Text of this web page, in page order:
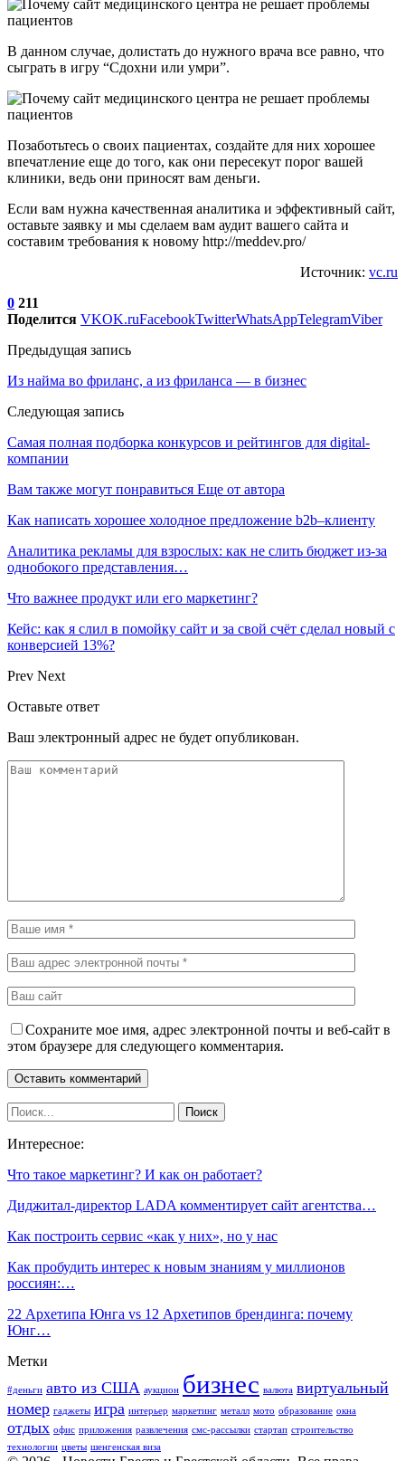
В данном случае, долистать до нужного врача все равно, что
сыграть в игру “Сдохни или умри”.
Позаботьтесь о своих пациентах, создайте для них хорошее
впечатление еще до того, как они пересекут порог вашей
клиники, ведь они приносят вам деньги.
Если вам нужна качественная аналитика и эффективный сайт,
оставьте заявку и мы сделаем вам аудит вашего сайта и
составим требования к новому http://meddev.pro/
Источник: vc.ru
0 211
Поделится VKOK.ruFacebookTwitterWhatsAppTelegramViber
Предыдущая запись
Из найма во фриланс, а из фриланса — в бизнес
Следующая запись
Самая полная подборка конкурсов и рейтингов для digital-
компании
Вам также могут понравиться Еще от автора
Как написать хорошее холодное предложение b2b–клиенту
Аналитика рекламы для взрослых: как не слить бюджет из-за
однобокого представления…
Что важнее продукт или его маркетинг?
Кейс: как я слил в помойку сайт и за свой счёт сделал новый с
конверсией 13%?
Prev Next
Оставьте ответ
Ваш электронный адрес не будет опубликован.
Сохраните мое имя, адрес электронной почты и веб-сайт в
этом браузере для следующего комментария.
Интересное:
Что такое маркетинг? И как он работает?
Диджитал-директор LADA комментирует сайт агентства…
Как построить сервис «как у них», но у нас
Как пробудить интерес к новым знаниям у миллионов
россиян:…
22 Архетипа Юнга vs 12 Архетипов брендинга: почему
Юнг…
Метки
#деньги авто из США аукцион бизнес валюта виртуальный
номер гаджеты игра интерьер маркетинг металл мото образование окна
отдых офис приложения развлечения смс-рассылки стартап строительство
технологии цветы шенгенская виза